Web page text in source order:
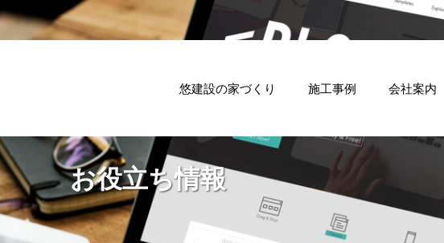
悠建設の家づくり 施工事例 会社案内
お役立ち情報